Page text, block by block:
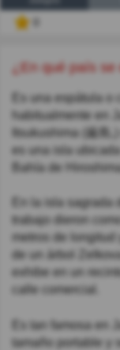
¿En qué país
Es una espátula
habitualmente en
Itsukushima (厳島
es una isla
Bahía de
En la isla
trabajo dieron
metros de
de un árbol
exhibe en un
calle comercial.
Es tan famosa en
tamaño portable y